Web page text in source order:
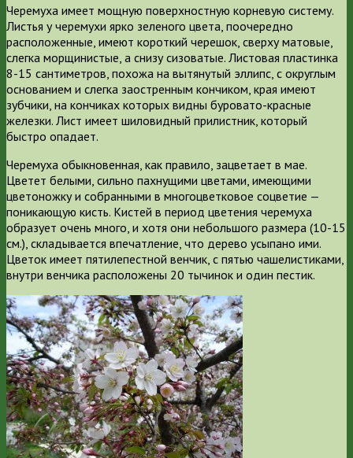
Черемуха имеет мощную поверхностную корневую систему.
Листья у черемухи ярко зеленого цвета, поочередно
расположенные, имеют короткий черешок, сверху матовые,
слегка морщинистые, а снизу сизоватые. Листовая пластинка
8-15 сантиметров, похожа на вытянутый эллипс, с округлым
основанием и слегка заостренным кончиком, края имеют
зубчики, на кончиках которых видны буровато-красные
железки. Лист имеет шиловидный прилистник, который
быстро опадает.
Черемуха обыкновенная, как правило, зацветает в мае.
Цветет белыми, сильно пахнущими цветами, имеющими
цветоножку и собранными в многоцветковое соцветие —
поникающую кисть. Кистей в период цветения черемуха
образует очень много, и хотя они небольшого размера (10-15
см.), складывается впечатление, что дерево усыпано ими.
Цветок имеет пятилепестной венчик, с пятью чашелистиками,
внутри венчика расположены 20 тычинок и один пестик.